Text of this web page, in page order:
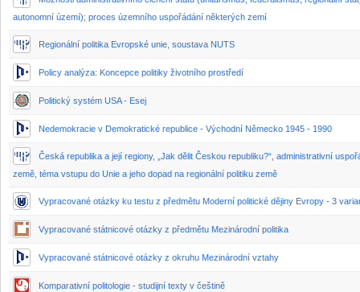
autonomní území); proces územního uspořádání některých zemí
Regionální politika Evropské unie, soustava NUTS
Policy analýza: Koncepce politiky životního prostředí
Politický systém USA - Esej
Nedemokracie v Demokratické republice - Východní Německo 1945 - 1990
Česká republika a její regiony, „Jak dělit Českou republiku?“, administrativní
země, téma vstupu do Unie a jeho dopad na regionální politiku země
Vypracované otázky ku testu z předmětu Moderní politické dějiny Evropy - 3
Vypracované státnicové otázky z předmětu Mezinárodní politika
Vypracované státnicové otázky z okruhu Mezinárodní vztahy
Komparativní politologie - studijní texty v češtině